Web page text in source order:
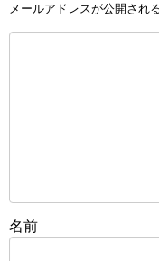
メールアドレスが公開され
名前